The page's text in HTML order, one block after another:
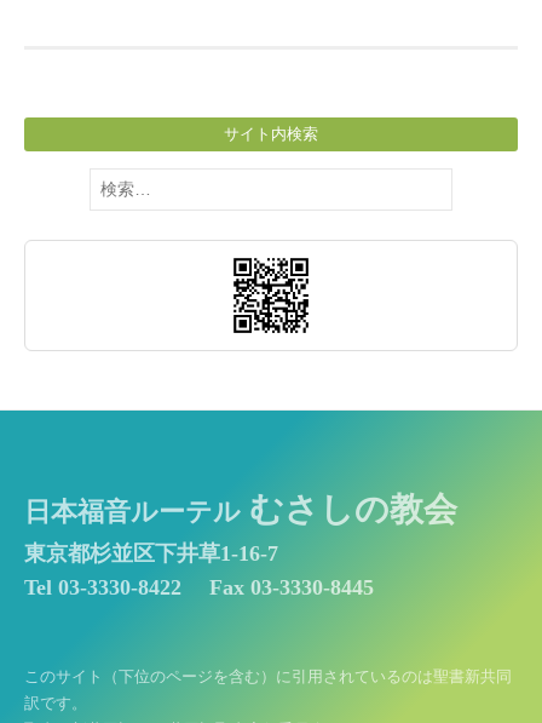
サイト内検索
検
索:
日本福音ルーテル むさしの教会
東京都杉並区下井草1-16-7
Tel 03-3330-8422
Fax 03-3330-8445
このサイト（下位のページを含む）に引用されているのは聖書新共同
訳です。